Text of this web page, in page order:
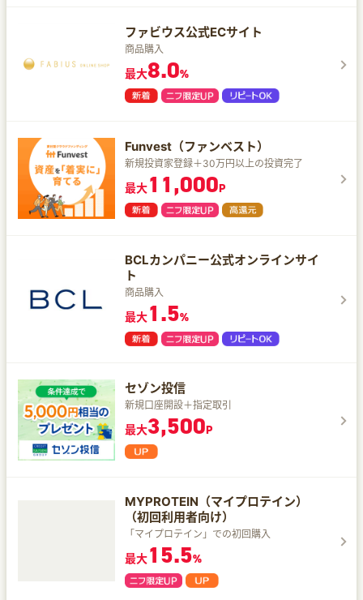
ファビウス公式ECサイト
商品購入
最大8.0%
Funvest（ファンベスト）
新規投資家登録＋30万円以上の投資完了
最大11,000P
BCLカンパニー公式オンラインサイ
ト
商品購入
最大1.5%
セゾン投信
新規口座開設＋指定取引
最大3,500P
MYPROTEIN（マイプロテイン）
（初回利用者向け）
「マイプロテイン」での初回購入
最大15.5%